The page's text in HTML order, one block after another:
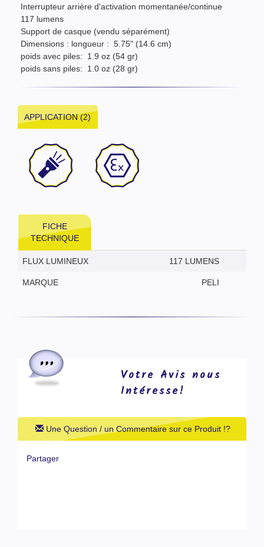
Interrupteur arrière d'activation momentanée/continue
117 lumens
Support de casque (vendu séparément)
Dimensions : longueur : 5.75" (14.6 cm)
poids avec piles: 1.9 oz (54 gr)
poids sans piles: 1.0 oz (28 gr)
APPLICATION (2)
FICHE
TECHNIQUE
FLUX LUMINEUX 117 LUMENS
MARQUE PELI
Votre Avis nous
Intéresse!
Une Question / un Commentaire sur ce Produit !?
Partager